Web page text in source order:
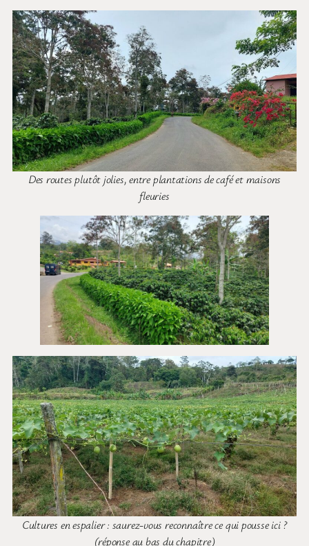
Des routes plutôt jolies, entre plantations de café et maisons
fleuries
Cultures en espalier : saurez-vous reconnaître ce qui pousse ici ?
(réponse au bas du chapitre)